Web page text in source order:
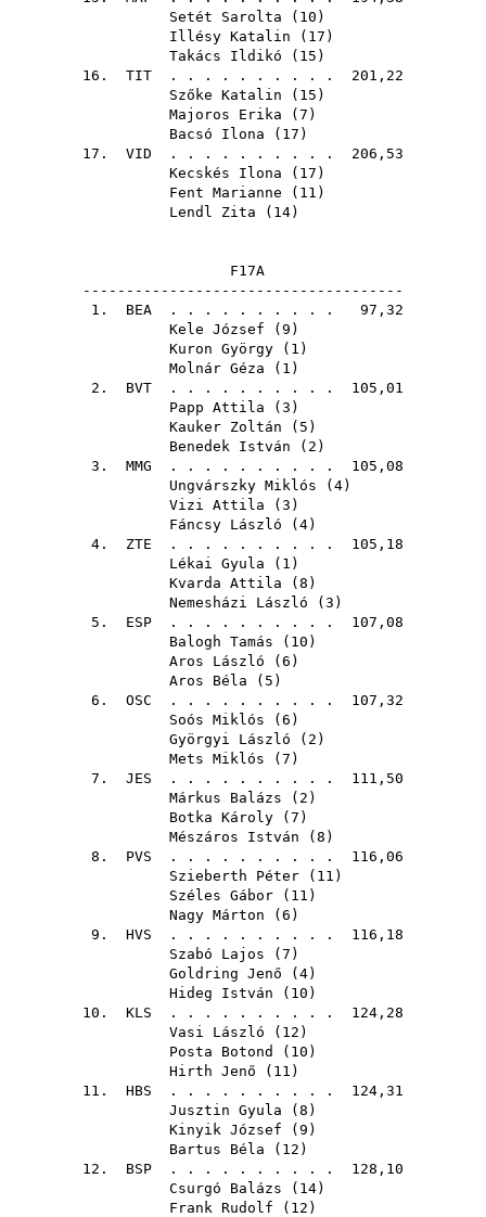
Setét Sarolta ( 10 )
Illésy Katalin ( 17 )
Takács Ildikó ( 15 )
16. TIT . . . . . . . . . . 201,22
Szőke Katalin ( 15 )
Majoros Erika ( 7 )
Bacsó Ilona ( 17 )
17. VID . . . . . . . . . . 206,53
Kecskés Ilona ( 17 )
Fent Marianne ( 11 )
Lendl Zita ( 14)
F17A
-------------------------------------
1. BEA . . . . . . . . . . 97,32
Kele József ( 9 )
Kuron György ( 1 )
Molnár Géza ( 1 )
2. BVT . . . . . . . . . . 105,01
Papp Attila ( 3 )
Kauker Zoltán ( 5 )
Benedek István ( 2 )
3. MMG . . . . . . . . . . 105,08
Ungvárszky Miklós ( 4)
Vizi Attila ( 3 )
Fáncsy László ( 4)
4. ZTE . . . . . . . . . . 105,18
Lékai Gyula ( 1 )
Kvarda Attila ( 8 )
Nemesházi László ( 3 )
5. ESP . . . . . . . . . . 107,08
Balogh Tamás ( 10 )
Aros László ( 6 )
Aros Béla ( 5 )
6. OSC . . . . . . . . . . 107,32
Soós Miklós ( 6 )
Györgyi László ( 2 )
Mets Miklós ( 7 )
7. JES . . . . . . . . . . 111,50
Márkus Balázs ( 2 )
Botka Károly ( 7 )
Mészáros István ( 8 )
8. PVS . . . . . . . . . . 116,06
Szieberth Péter ( 11 )
Széles Gábor ( 11 )
Nagy Márton ( 6 )
9. HVS . . . . . . . . . . 116,18
Szabó Lajos ( 7 )
Goldring Jenő ( 4)
Hideg István ( 10 )
10. KLS . . . . . . . . . . 124,28
Vasi László ( 12 )
Posta Botond
( 10 )
Hirth Jenő ( 11 )
11. HBS . . . . . . . . . . 124,31
Jusztin Gyula ( 8 )
Kinyik József ( 9 )
Bartus Béla ( 12 )
12. BSP . . . . . . . . . . 128,10
Csurgó Balázs ( 14)
Frank Rudolf ( 12 )